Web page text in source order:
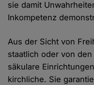
sie damit
Inkompetenz
Aus der Sicht von
staatlich oder von
säkulare
kirchliche. Sie